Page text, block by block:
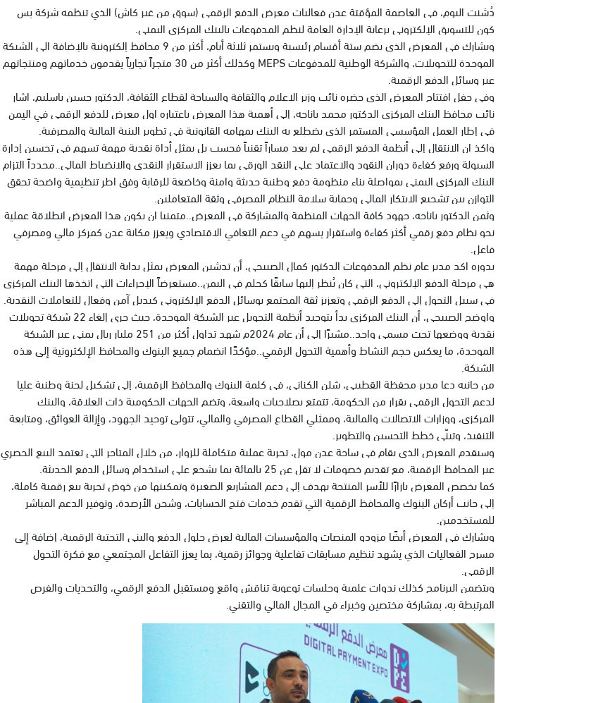
دُشنت اليوم، في العاصمة المؤقتة عدن فعاليات معرض الدفع الرقمي (سوق من غير كاش) الذي تنظمه شركة بس
كون للتسويق الإلكتروني برعاية الإدارة العامة لنظم المدفوعات بالبنك المركزي اليمني.
ويشارك في المعرض الذي يضم ستة أقسام رئيسية ويستمر ثلاثة أيام، أكثر من 9 محافظ إلكترونية بالإضافة الى الشبكة
الموحدة للتحويلات، والشركة الوطنية للمدفوعات MEPS وكذلك أكثر من 30 متجراً تجارياً يقدمون خدماتهم ومنتجاتهم
عبر وسائل الدفع الرقمية.
وفي حفل افتتاح المعرض الذي حضره نائب وزير الاعلام والثقافة والسياحة لقطاع الثقافة، الدكتور حسين باسليم، اشار
نائب محافظ البنك المركزي الدكتور محمد باناجه، إلى أهمية هذا المعرض باعتباره اول معرض للدفع الرقمي في اليمن
في إطار العمل المؤسسي المستمر الذي يضطلع به البنك بمهامه القانونية في تطوير البنية المالية والمصرفية.
واكذ ان الانتقال إلى أنظمة الدفع الرقمي لم يعد مساراً تقنياً فحسب بل يمثل أداة نقدية مهمة تسهم في تحسين إدارة
السيولة ورفع كفاءة دوران النقود والاعتماد على النقد الورقي بما يعزز الاستقرار النقدي والانضباط المالي..مجدداً التزام
البنك المركزي اليمني بمواصلة بناء منظومة دفع وطنية حديثة وامنة وخاضعة للرقابة وفق اطر تنظيمية واضحة تحقق
التوازن بين تشجيع الابتكار المالي وحماية سلامة النظام المصرفي وثقة المتعاملين.
وثمن الدكتور باناجه، جهود كافة الجهات المنظمة والمشاركة في المعرض..متمنيا ان يكون هذا المعرض انطلاقة عملية
نحو نظام دفع رقمي أكثر كفاءة واستقرار يسهم في دعم التعافي الاقتصادي ويعزز مكانة عدن كمركز مالي ومصرفي
فاعل.
بدوره اكد مدير عام نظم المدفوعات الدكتور كمال الصبيحي، أن تدشين المعرض يمثل بداية الانتقال إلى مرحلة مهمة
هي مرحلة الدفع الإلكتروني، التي كان يُنظر إليها سابقًا كحلم في اليمن..مستعرضاً الإجراءات التي اتخذها البنك المركزي
في سبيل التحول إلى الدفع الرقمي وتعزيز ثقة المجتمع بوسائل الدفع الإلكتروني كبديل آمن وفعال للتعاملات النقدية.
واوضح الصبيحي، أن البنك المركزي بدأ بتوحيد أنظمة التحويل عبر الشبكة الموحدة، حيث جرى إلغاء 22 شبكة تحويلات
نقدية ووضعها تحت مسمى واحد..مشيرًا إلى أن عام 2024م شهد تداول أكثر من 251 مليار ريال يمني عبر الشبكة
الموحدة، ما يعكس حجم النشاط وأهمية التحول الرقمي..مؤكدًا انضمام جميع البنوك والمحافظ الإلكترونية إلى هذه
الشبكة.
من جانبه دعا مدير محفظة القطيبي، شلن الكناني، في كلمة البنوك والمحافظ الرقمية، إلى تشكيل لجنة وطنية عليا
لدعم التحول الرقمي بقرار من الحكومة، تتمتع بصلاحيات واسعة، وتضم الجهات الحكومية ذات العلاقة، والبنك
المركزي، ووزارات الاتصالات والمالية، وممثلي القطاع المصرفي والمالي، تتولى توحيد الجهود، وإزالة العوائق، ومتابعة
التنفيذ، وتبنّي خطط التحسين والتطوير.
وسيقدم المعرض الذي يقام في ساحة عدن مول، تجربة عملية متكاملة للزوار، من خلال المتاجر التي تعتمد البيع الحصري
عبر المحافظ الرقمية، مع تقديم خصومات لا تقل عن 25 بالمائة بما يشجع على استخدام وسائل الدفع الحديثة.
كما يخصص المعرض بازارًا للأسر المنتجة يهدف إلى دعم المشاريع الصغيرة وتمكينها من خوض تجربة بيع رقمية كاملة،
إلى جانب أركان البنوك والمحافظ الرقمية التي تقدم خدمات فتح الحسابات، وشحن الأرصدة، وتوفير الدعم المباشر
للمستخدمين.
ويشارك في المعرض أيضًا مزودو المنصات والمؤسسات المالية لعرض حلول الدفع والبنى التحتية الرقمية، إضافة إلى
مسرح الفعاليات الذي يشهد تنظيم مسابقات تفاعلية وجوائز رقمية، بما يعزز التفاعل المجتمعي مع فكرة التحول
الرقمي.
ويتضمن البرنامج كذلك ندوات علمية وجلسات توعوية تناقش واقع ومستقبل الدفع الرقمي، والتحديات والفرص
المرتبطة به، بمشاركة مختصين وخبراء في المجال المالي والتقني.